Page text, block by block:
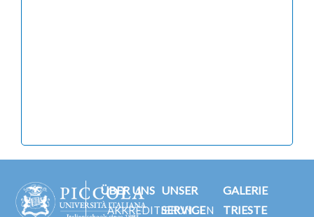
ÜBER UNS
AKKREDITIERUNGEN
UNSER
SERVICE
GALERIE
TRIESTE